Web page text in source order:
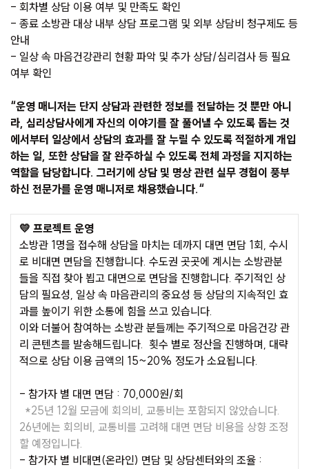
- 회차별 상담 이용 여부 및 만족도 확인
- 종료 소방관 대상 내부 상담 프로그램 및 외부 상담비 청구제도 등
안내
- 일상 속 마음건강관리 현황 파악 및 추가 상담/심리검사 등 필요
여부 확인
“운영 매니저는 단지 상담과 관련한 정보를 전달하는 것 뿐만 아니
라, 심리상담사에게 자신의 이야기를 잘 풀어낼 수 있도록 돕는 것
에서부터 일상에서 상담의 효과를 잘 누릴 수 있도록 적절하게 개입
하는 일, 또한 상담을 잘 완주하실 수 있도록 전체 과정을 지지하는
역할을 담당합니다. 그러기에 상담 및 명상 관련 실무 경험이 풍부
하신 전문가를 운영 매니저로 채용했습니다.“
💛 프로젝트 운영
소방관 1명을 접수해 상담을 마치는 데까지 대면 면담 1회, 수시
로 비대면 면담을 진행합니다. 수도권 곳곳에 계시는 소방관분
들을 직접 찾아 뵙고 대면으로 면담을 진행합니다. 주기적인 상
담의 필요성, 일상 속 마음관리의 중요성 등 상담의 지속적인 효
과를 높이기 위한 소통에 힘을 쓰고 있습니다.
이와 더불어 참여하는 소방관 분들께는 주기적으로 마음건강 관
리 콘텐츠를 발송해드립니다. 횟수 별로 정산을 진행하며, 대략
적으로 상담 이용 금액의 15~20% 정도가 소요됩니다.
- 참가자 별 대면 면담 : 70,000원/회
*25년 12월 모금에 회의비, 교통비는 포함되지 않았습니다.
26년에는 회의비, 교통비를 고려해 대면 면담 비용을 상향 조정
할 예정입니다.
- 참가자 별 비대면(온라인) 면담 및 상담센터와의 조율 :